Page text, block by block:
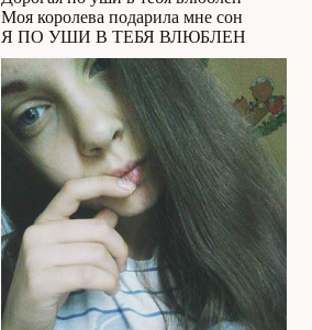
Моя королева подарила мне сон
Я ПО УШИ В ТЕБЯ ВЛЮБЛЕН